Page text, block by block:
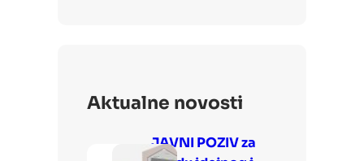
Aktualne novosti
JAVNI POZIV za